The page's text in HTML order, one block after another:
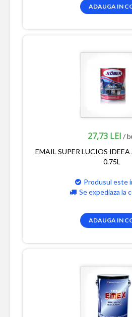
ADAUGA IN
27,73 LEI /
EMAIL SUPER LUCIOS
0.75L
Produsul este
Se expediaza la
ADAUGA IN